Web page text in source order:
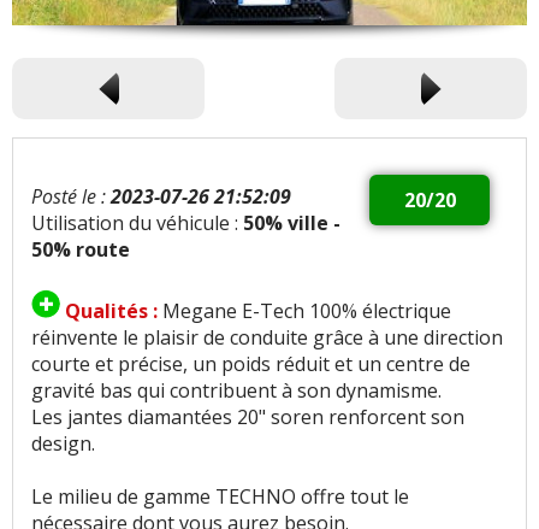
20/20
Posté le :2023-07-26 21:52:09
Utilisation du véhicule : 50% ville -
50% route
Qualités : Megane E-Tech 100% électrique
réinvente le plaisir de conduite grâce à une direction
courte et précise, un poids réduit et un centre de
gravité bas qui contribuent à son dynamisme.
Les jantes diamantées 20" soren renforcent son
design.
Le milieu de gamme TECHNO offre tout le
nécessaire dont vous aurez besoin.